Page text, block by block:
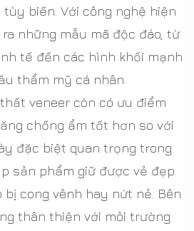
biến. Với công nghệ hiện
những mẫu mã độc đáo, từ
tế đến các hình khối mạnh
thẩm mỹ cá nhân.
veneer còn có ưu điểm
chống ẩm tốt hơn so với
đặc biệt quan trọng trong
sản phẩm giữ được vẻ đẹp
bị cong vênh hay nứt nẻ. Bên
thân thiện với môi trường